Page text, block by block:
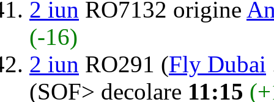
2 iun RO7132 origine
(-16)
2 iun RO291 (Fly Dubai
(SOF> decolare 11:15